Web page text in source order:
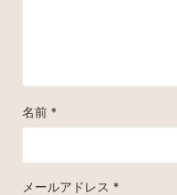
名前 *
メールアドレス *